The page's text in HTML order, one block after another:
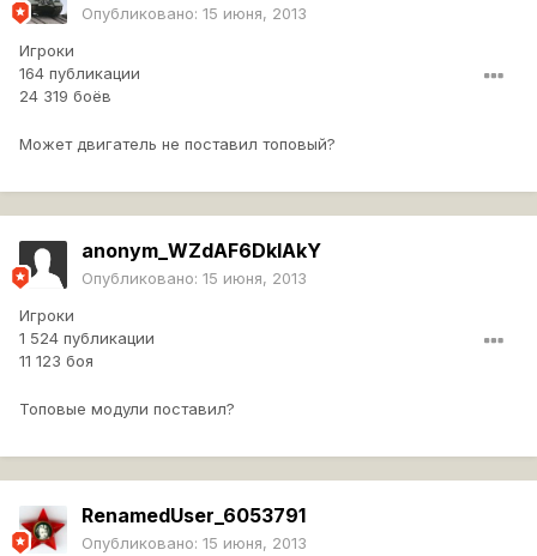
Опубликовано: 15 июня, 2013
Игроки
164 публикации
24 319 боёв
Может двигатель не поставил топовый?
anonym_WZdAF6DkIAkY
Опубликовано: 15 июня, 2013
Игроки
1 524 публикации
11 123 боя
Топовые модули поставил?
RenamedUser_6053791
Опубликовано: 15 июня, 2013